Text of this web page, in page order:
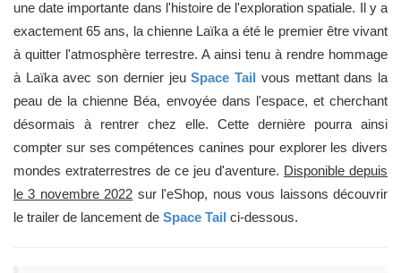
une date importante dans l'histoire de l'exploration spatiale. Il y a
exactement 65 ans, la chienne Laïka a été le premier être vivant
à quitter l'atmosphère terrestre. A ainsi tenu à rendre hommage
à Laïka avec son dernier jeuSpace Tail vous mettant dans la
peau de la chienne Béa, envoyée dans l'espace, et cherchant
désormais à rentrer chez elle. Cette dernière pourra ainsi
compter sur ses compétences canines pour explorer les divers
mondes extraterrestres de ce jeu d'aventure. Disponible depuis
le 3 novembre 2022 sur l'eShop, nous vous laissons découvrir
le trailer de lancement de Space Tail ci-dessous.